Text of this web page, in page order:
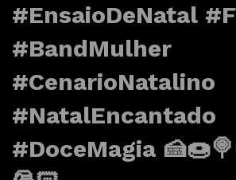
#EnsaioDeNatal
#BandMulher
#CenarioNatalino
#NatalEncantado
#DoceMagia